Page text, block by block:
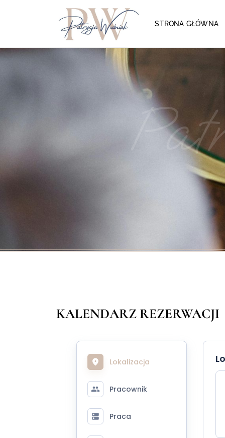
STRONA GŁÓWNA
KALENDARZ REZERWACJI
Lokalizacja
Pracownik
Praca